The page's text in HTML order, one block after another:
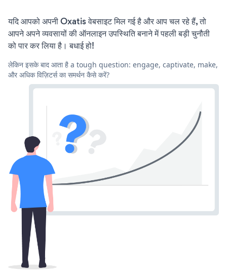
यदि आपको अपनी Oxatis वेबसाइट मिल गई है और आप चल रहे हैं, तो
आपने अपने व्यवसायों की ऑनलाइन उपस्थिति बनाने में पहली बड़ी चुनौती
को पार कर लिया है। बधाई हो!
लेकिन इसके बाद आता है a tough question: engage, captivate, make,
और अधिक विज़िटर्स का समर्थन कैसे करें?